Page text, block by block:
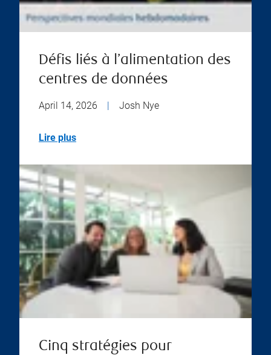
Défis liés à l’alimentation des
centres de données
April 14, 2026 Josh Nye
Lire plus
Cinq stratégies pour